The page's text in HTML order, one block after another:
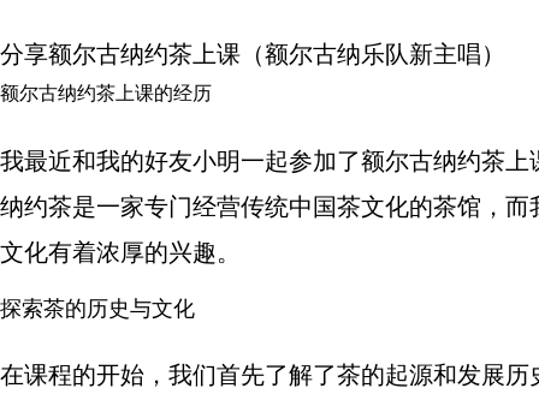
分享额尔古纳约茶上课（额尔古纳乐队新主唱）
额尔古纳约茶上课的经历
我最近和我的好友小明一起参加了额尔古纳约茶
纳约茶是一家专门经营传统中国茶文化的茶馆，
文化有着浓厚的兴趣。
探索茶的历史与文化
在课程的开始，我们首先了解了茶的起源和发展